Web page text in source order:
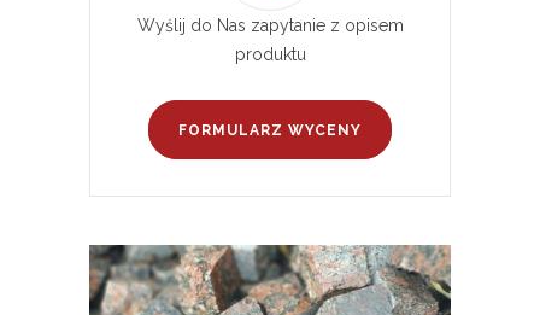
Wyślij do Nas zapytanie z opisem
produktu
FORMULARZ WYCENY